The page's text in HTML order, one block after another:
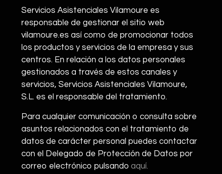
Servicios Asistenciales Vilamoure es
responsable de gestionar el sitio web
vilamoure.es así como de promocionar todos
los productos y servicios de la empresa y sus
centros. En relación a los datos personales
gestionados a través de estos canales y
servicios, Servicios Asistenciales Vilamoure,
S.L. es el responsable del tratamiento.
Para cualquier comunicación o consulta sobre
asuntos relacionados con el tratamiento de
datos de carácter personal puedes contactar
con el Delegado de Protección de Datos por
correo electrónico pulsando aquí.